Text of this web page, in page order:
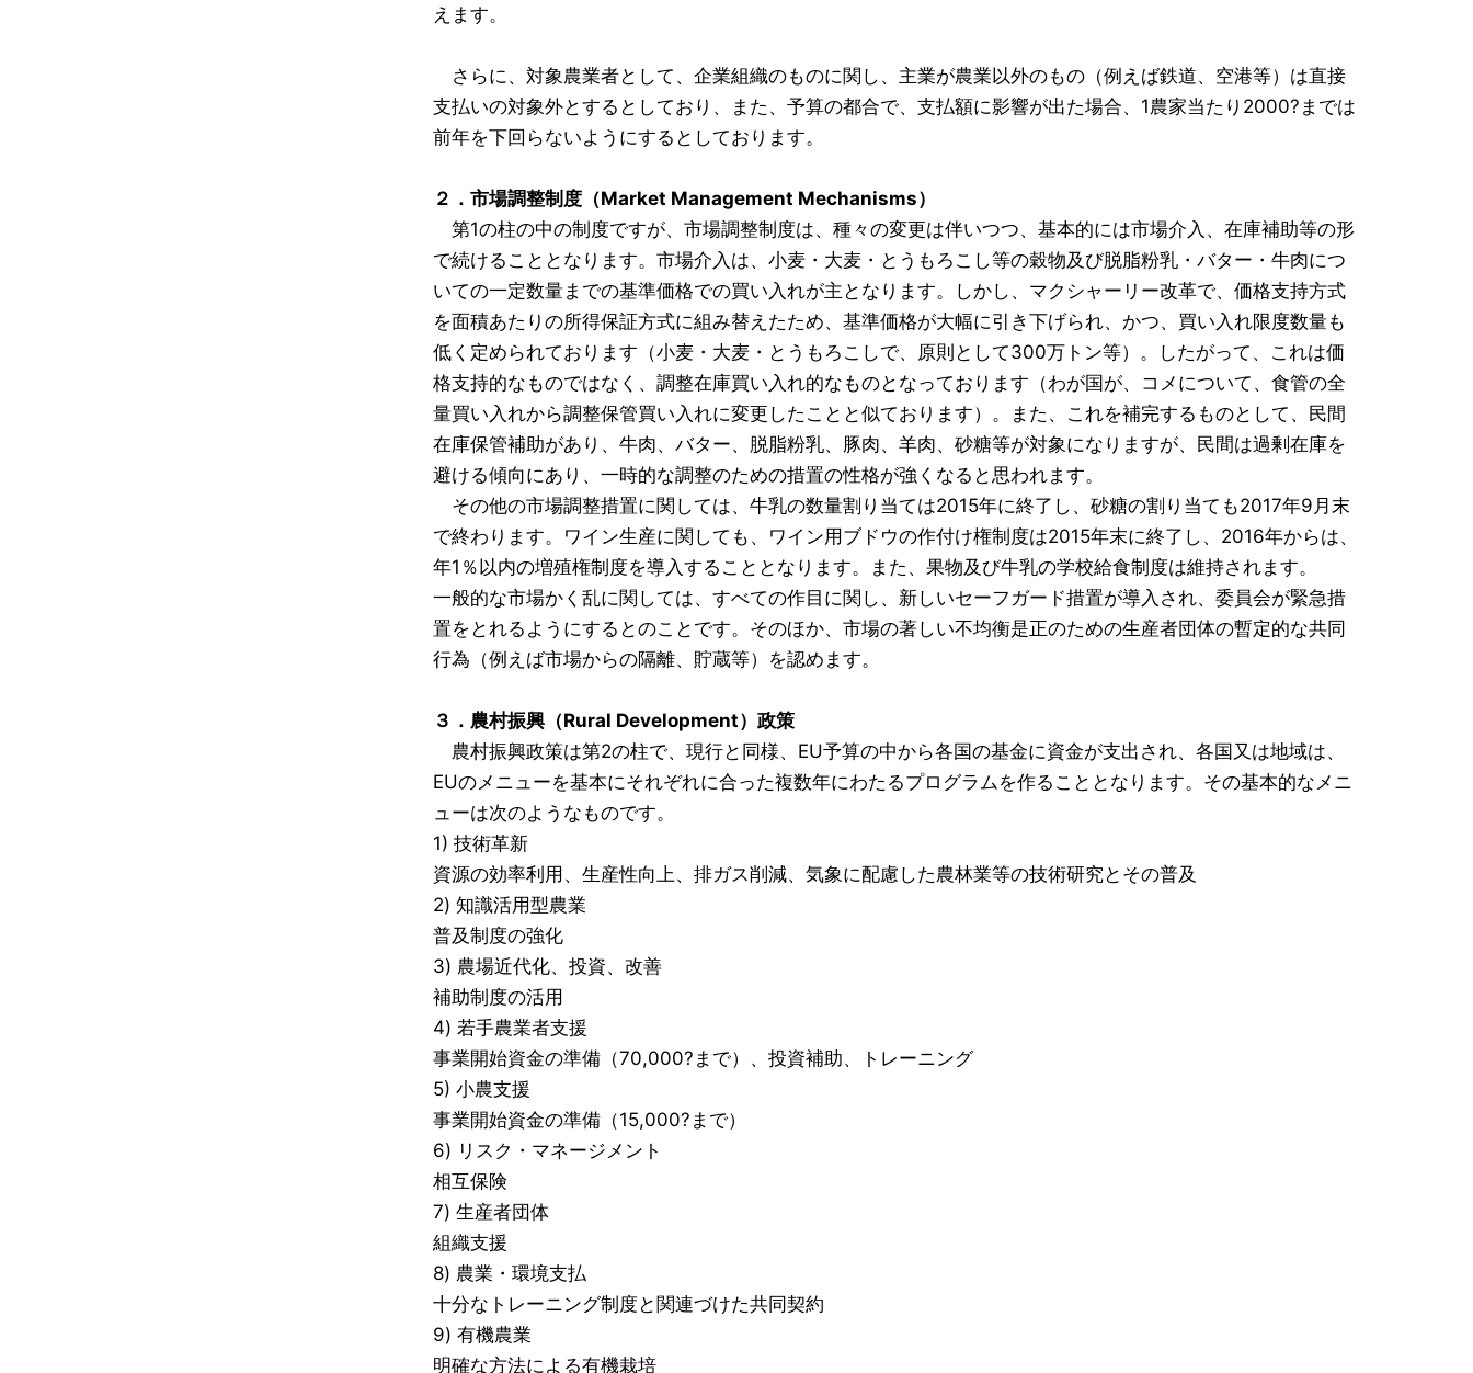
えます。
さらに、対象農業者として、企業組織のものに関し、主業が農業以外のもの（例えば鉄道、空港等）は直接
支払いの対象外とするとしており、また、予算の都合で、支払額に影響が出た場合、1農家当たり2000?までは
前年を下回らないようにするとしております。
２．市場調整制度（Market Management Mechanisms）
第1の柱の中の制度ですが、市場調整制度は、種々の変更は伴いつつ、基本的には市場介入、在庫補助等の形
で続けることとなります。市場介入は、小麦・大麦・とうもろこし等の穀物及び脱脂粉乳・バター・牛肉につ
いての一定数量までの基準価格での買い入れが主となります。しかし、マクシャーリー改革で、価格支持方式
を面積あたりの所得保証方式に組み替えたため、基準価格が大幅に引き下げられ、かつ、買い入れ限度数量も
低く定められております（小麦・大麦・とうもろこしで、原則として300万トン等）。したがって、これは価
格支持的なものではなく、調整在庫買い入れ的なものとなっております（わが国が、コメについて、食管の全
量買い入れから調整保管買い入れに変更したことと似ております）。また、これを補完するものとして、民間
在庫保管補助があり、牛肉、バター、脱脂粉乳、豚肉、羊肉、砂糖等が対象になりますが、民間は過剰在庫を
避ける傾向にあり、一時的な調整のための措置の性格が強くなると思われます。
その他の市場調整措置に関しては、牛乳の数量割り当ては2015年に終了し、砂糖の割り当ても2017年9月末
で終わります。ワイン生産に関しても、ワイン用ブドウの作付け権制度は2015年末に終了し、2016年からは、
年1％以内の増殖権制度を導入することとなります。また、果物及び牛乳の学校給食制度は維持されます。
一般的な市場かく乱に関しては、すべての作目に関し、新しいセーフガード措置が導入され、委員会が緊急措
置をとれるようにするとのことです。そのほか、市場の著しい不均衡是正のための生産者団体の暫定的な共同
行為（例えば市場からの隔離、貯蔵等）を認めます。
３．農村振興（Rural Development）政策
農村振興政策は第2の柱で、現行と同様、EU予算の中から各国の基金に資金が支出され、各国又は地域は、
EUのメニューを基本にそれぞれに合った複数年にわたるプログラムを作ることとなります。その基本的なメニ
ューは次のようなものです。
1) 技術革新
資源の効率利用、生産性向上、排ガス削減、気象に配慮した農林業等の技術研究とその普及
2) 知識活用型農業
普及制度の強化
3) 農場近代化、投資、改善
補助制度の活用
4) 若手農業者支援
事業開始資金の準備（70,000?まで）、投資補助、トレーニング
5) 小農支援
事業開始資金の準備（15,000?まで）
6) リスク・マネージメント
相互保険
7) 生産者団体
組織支援
8) 農業・環境支払
十分なトレーニング制度と関連づけた共同契約
9) 有機農業
明確な方法による有機栽培